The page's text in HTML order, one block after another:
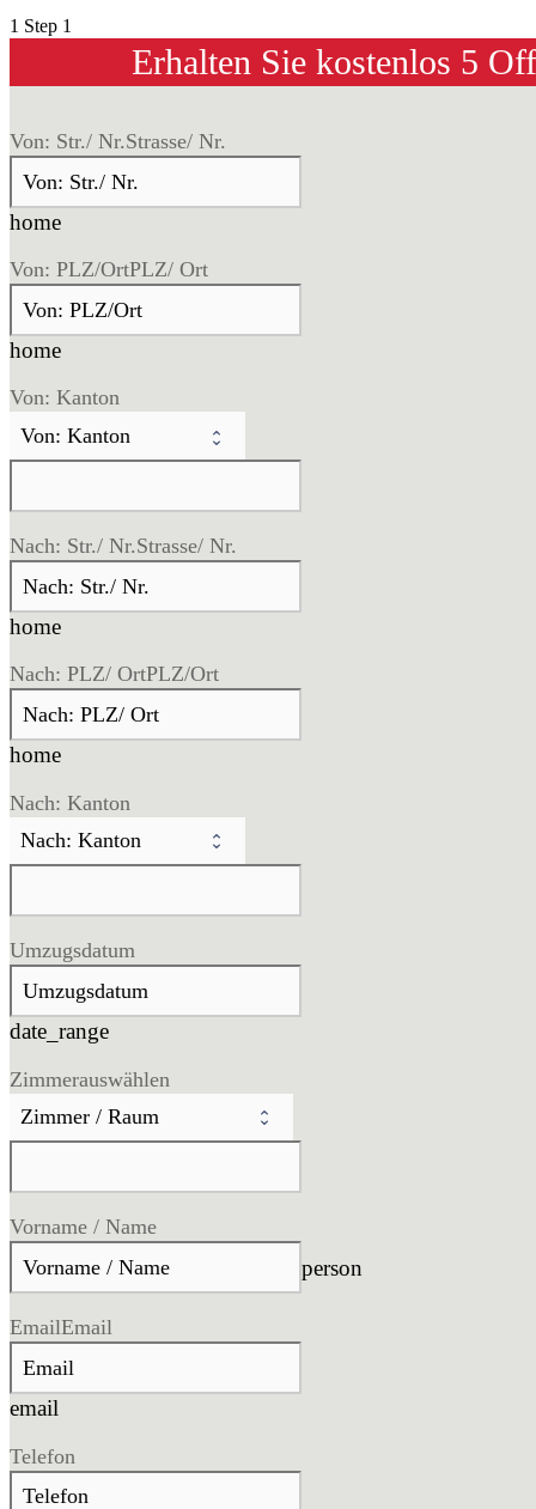
1 Step 1
Erhalten Sie kostenlos 5
Von: Str./ Nr.Strasse/ Nr.
home
Von: PLZ/OrtPLZ/ Ort
home
Von: Kanton
Nach: Str./ Nr.Strasse/ Nr.
home
Nach: PLZ/ OrtPLZ/Ort
home
Nach: Kanton
Umzugsdatum
date_range
Zimmerauswählen
Vorname / Name
person
EmailEmail
email
Telefon